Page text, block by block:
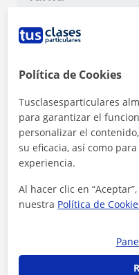
1ª clase gratis
Al hacer clic, aceptas nuestro
Política de Cookies
Tusclasesparticulares
para garantizar el
personalizar el
su eficacia, así como
experiencia.
Al hacer clic en
nuestra Política de